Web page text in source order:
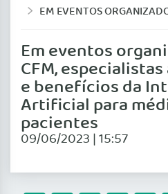
EM EVENTOS ORGANIZADOS PELO CFM, ESPECIALISTAS AVALIAM RISCOS E BENEFÍCIOS DA INTELIGÊNCIA ARTIFICIAL PARA MÉDICOS E
Em eventos
CFM,
e benefícios da
Artificial para
pacientes
09/06/2023 | 15:57